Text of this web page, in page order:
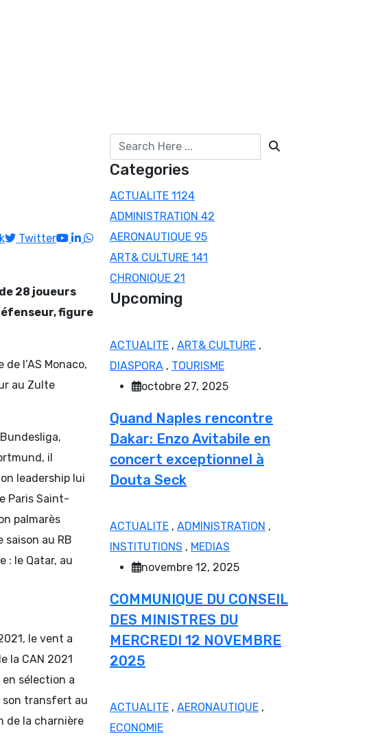
Twitter Youtube
LinkedIn
Whatsapp
28 joueurs
figure
l’AS Monaco,
au Zulte
il
leadership lui
Paris Saint-
palmarès
au RB
: le Qatar, au
le vent a
la CAN 2021
sélection a
son transfert au
de la charnière
Categories
ACTUALITE 1124
ADMINISTRATION 42
AERONAUTIQUE 95
ART& CULTURE 141
CHRONIQUE 21
Upcoming
ACTUALITE , ART& CULTURE ,
DIASPORA , TOURISME
octobre 27, 2025
Quand Naples rencontre
Dakar: Enzo Avitabile en
concert exceptionnel à
Douta Seck
ACTUALITE , ADMINISTRATION ,
INSTITUTIONS , MEDIAS
novembre 12, 2025
COMMUNIQUE DU CONSEIL
DES MINISTRES DU
MERCREDI 12 NOVEMBRE
2025
ACTUALITE , AERONAUTIQUE ,
ECONOMIE